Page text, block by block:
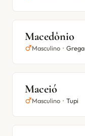
Macedônio
Masculino • Grega
Maceió
Masculino • Tupi